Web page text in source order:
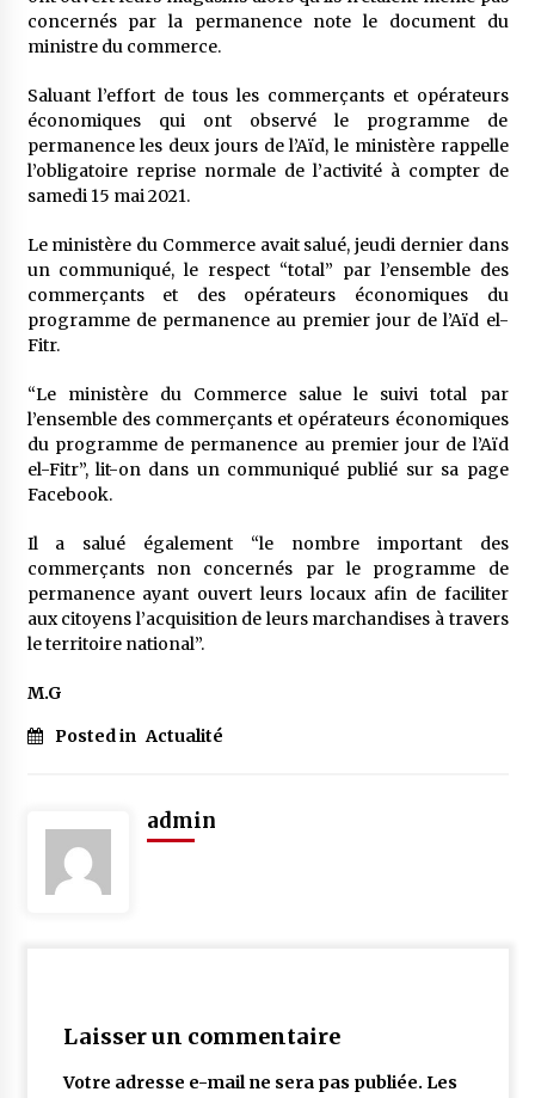
Le bouc de l’Au-delà
5 ans ago
Le monstrueux vieillard (Un récit du Sud
algérien)
5 ans ago
touareg)
5 ans ago
Un conte targui/ Quand la tête est vide
Tradition orale/ D’où viennent les contes et à
concernés par la permanence note le document du
ministre du commerce.
Saluant l’effort de tous les commerçants et opérateurs
économiques qui ont observé le programme de
permanence les deux jours de l’Aïd, le ministère rappelle
l’obligatoire reprise normale de l’activité à compter de
samedi 15 mai 2021.
Le ministère du Commerce avait salué, jeudi dernier dans
un communiqué, le respect “total” par l’ensemble des
commerçants et des opérateurs économiques du
programme de permanence au premier jour de l’Aïd el-
Fitr.
“Le ministère du Commerce salue le suivi total par
l’ensemble des commerçants et opérateurs économiques
du programme de permanence au premier jour de l’Aïd
el-Fitr”, lit-on dans un communiqué publié sur sa page
Facebook.
Il a salué également “le nombre important des
commerçants non concernés par le programme de
permanence ayant ouvert leurs locaux afin de faciliter
aux citoyens l’acquisition de leurs marchandises à travers
le territoire national”.
M.G
Posted in Actualité
admin
Laisser un commentaire
Votre adresse e-mail ne sera pas publiée. Les